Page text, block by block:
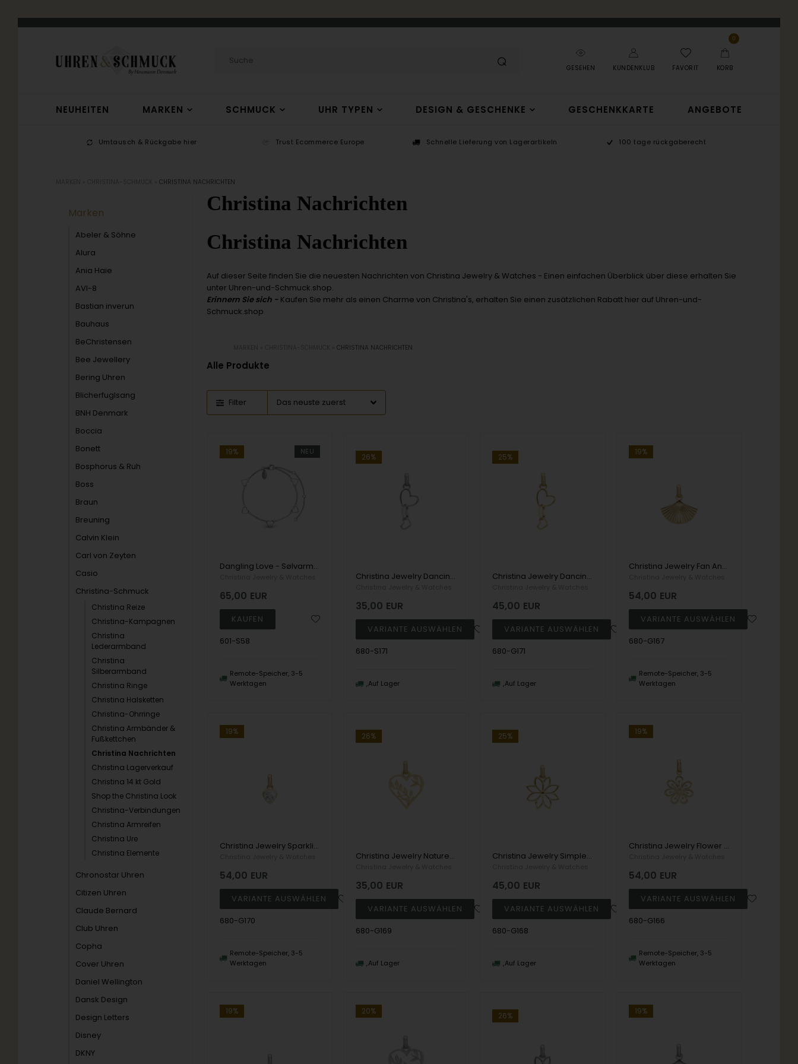
GESEHEN KUNDENKLUB FAVORIT
0
KORB
NEUHEITEN MARKEN SCHMUCK UHR TYPEN DESIGN & GESCHENKE GESCHENKKARTE ANGEBOTE
Umtausch & Rückgabe hier Trust Ecommerce Europe Schnelle Lieferung von Lagerartikeln 100 tage rückgaberecht
»CHRISTINA NACHRICHTEN
Marken
Abeler & Söhne
Alura
Ania Haie
AVI-8
Bastian inverun
Bauhaus
BeChristensen
Bee Jewellery
Bering Uhren
Blicherfuglsang
BNH Denmark
Boccia
Bonett
Bosphorus & Ruh
Boss
Braun
Breuning
Calvin Klein
Carl von Zeyten
Casio
Christina-Schmuck
Christina Reize
Christina-Kampagnen
Christina
Lederarmband
Christina
Silberarmband
Christina Ringe
Christina Halsketten
Christina-Ohrringe
Christina Armbänder &
Fußkettchen
Christina Nachrichten
Christina Lagerverkauf
Christina 14 kt Gold
Shop the Christina Look
Christina-Verbindungen
Christina Armreifen
Christina Ure
Christina Elemente
Chronostar Uhren
Citizen Uhren
Claude Bernard
Club Uhren
Copha
Cover Uhren
Daniel Wellington
Dansk Design
Design Letters
Disney
DKNY
Christina Nachrichten
Christina Nachrichten
Auf dieser Seite finden Sie die neuesten Nachrichten von Christina Jewelry & Watches - Einen einfachen Überblick über diese erhalten Sie
unter Uhren-und-Schmuck.shop.
Erinnern Sie sich - Kaufen Sie mehr als einen Charme von Christina's, erhalten Sie einen zusätzlichen Rabatt hier auf Uhren-und-
Schmuck.shop
»CHRISTINA NACHRICHTEN
Alle Produkte
Filter
NEU
19%
Dangling Love - Sølvarmbånd , von Christina Jewelry & Watches
65,00 EUR
601-S58
Remote-Speicher, 3-5
Werktagen
26%
Christina Jewelry Dancing Love Anhänger, model 680-S171
35,00 EUR
680-S171
Auf Lager
25%
Christina Jewelry Dancing Love Anhänger, model 680-G171
45,00 EUR
680-G171
Auf Lager
19%
Christina Jewelry Fan Anhänger, model 680-G167
54,00 EUR
680-G167
Remote-Speicher, 3-5
Werktagen
19%
Christina Jewelry Sparkling Love Anhänger, model 680-G170
54,00 EUR
680-G170
Remote-Speicher, 3-5
Werktagen
26%
Christina Jewelry Nature Love Anhänger, model 680-G169
35,00 EUR
680-G169
Auf Lager
25%
Christina Jewelry Simple Flower Anhänger, model 680-G168
45,00 EUR
680-G168
Auf Lager
19%
Christina Jewelry Flower Heaven Anhänger, model 680-G166
54,00 EUR
680-G166
Remote-Speicher, 3-5
Werktagen
19% 20% 26% 19%